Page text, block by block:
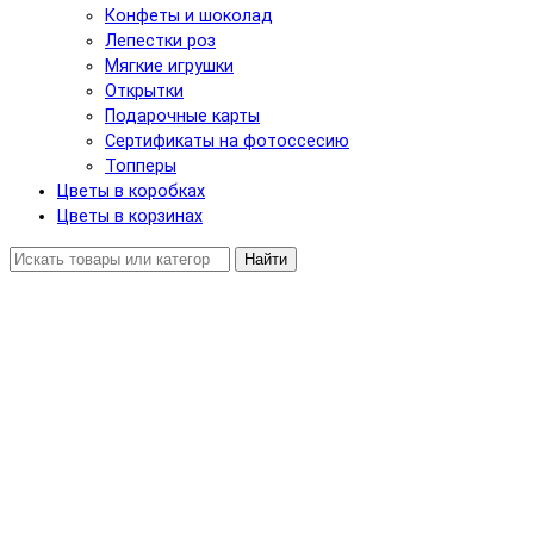
Конфеты и шоколад
Лепестки роз
Мягкие игрушки
Открытки
Подарочные карты
Сертификаты на фотоссесию
Топперы
Цветы в коробках
Цветы в корзинах
Найти